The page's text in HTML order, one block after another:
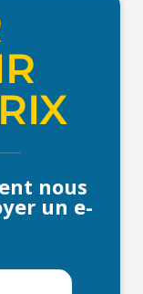
nous
un e-